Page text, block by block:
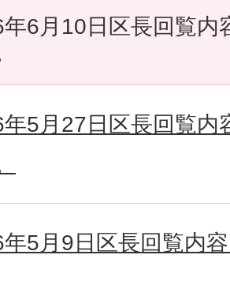
6月10日区長回覧
5月27日区長回覧
5月9日区長回覧内